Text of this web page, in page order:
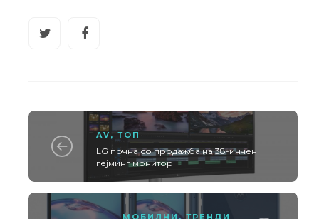
AV , ТОП
LG почна со продажба на 38-инчен
гејминг монитор
МОБИЛНИ , ТРЕНДИ